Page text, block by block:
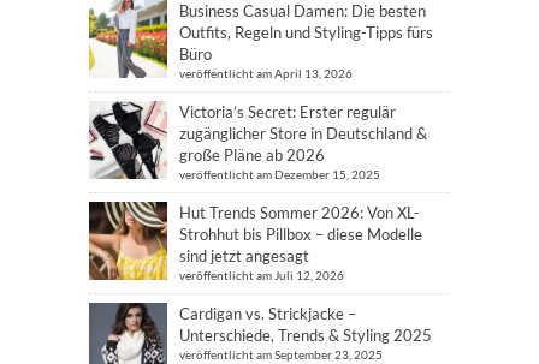
Business Casual Damen: Die besten
Outfits, Regeln und Styling-Tipps fürs
Büro
veröffentlicht am April 13, 2026
Victoria’s Secret: Erster regulär
zugänglicher Store in Deutschland &
große Pläne ab 2026
veröffentlicht am Dezember 15, 2025
Hut Trends Sommer 2026: Von XL-
Strohhut bis Pillbox – diese Modelle
sind jetzt angesagt
veröffentlicht am Juli 12, 2026
Cardigan vs. Strickjacke –
Unterschiede, Trends & Styling 2025
veröffentlicht am September 23, 2025